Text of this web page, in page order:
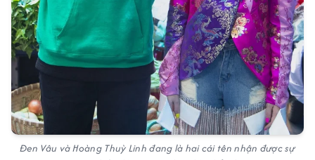
Đen Vâu và Hoàng Thuỳ Linh đang là hai cái tên nhận được sự